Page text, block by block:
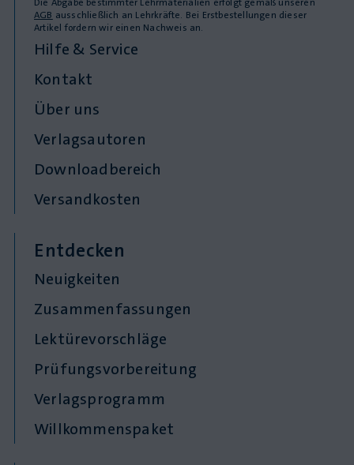
AGB ausschließlich an Lehrkräfte. Bei Erstbestellungen dieser
Artikel fordern wir einen Nachweis an.
Hilfe & Service
Kontakt
Über uns
Verlagsautoren
Downloadbereich
Versandkosten
Entdecken
Neuigkeiten
Zusammenfassungen
Lektürevorschläge
Prüfungsvorbereitung
Verlagsprogramm
Willkommenspaket